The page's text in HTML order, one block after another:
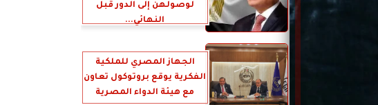
لوصولهن إلى الدور قبل
النهائي...
الجهاز المصري للملكية
الفكرية يوقع بروتوكول تعاون
مع هيئة الدواء المصرية